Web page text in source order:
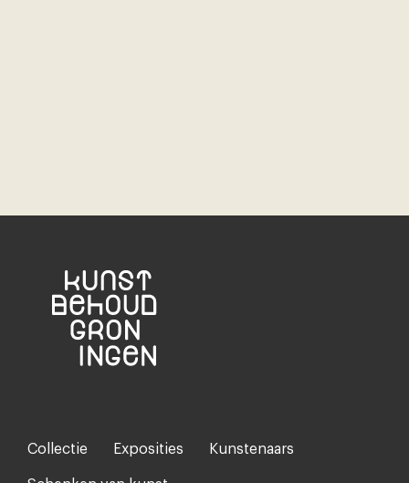
Footer-
menu
Collectie Exposities Kunstenaars